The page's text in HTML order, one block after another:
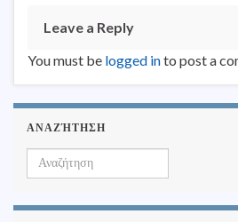
Leave a Reply
You must be logged into post a
ΑΝΑΖΉΤΗΣΗ
Search for: